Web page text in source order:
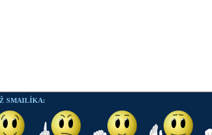
SMAILÍKA: